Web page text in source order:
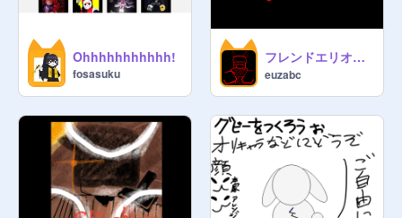
Ohhhhhhhhhhh!
fosasuku
フレンドエリオット模写
euzabc